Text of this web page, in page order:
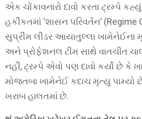
એક ચોંકાવનારો દાવો કરતા ટ્રમ્પે
હકીકતમાં ‘શાસન પરિવર્તન’
સુપ્રીમ લીડર આયાતુલ્લા ખામેનેઈના
અને પ્રોફેશનલ ટીમ સાથે વાતચીત
નહીં, ટ્રમ્પે એવો પણ દાવો કર્યો છે કે
મોજતબા ખામેનેઈ કદાચ મૃત્યુ
ખરાબ હાલતમાં છે.